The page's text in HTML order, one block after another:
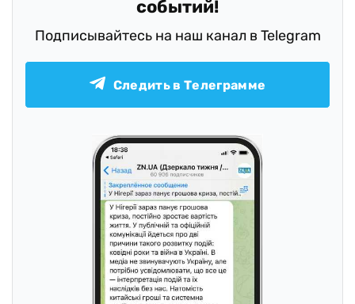
событий!
Подписывайтесь на наш канал в Telegram
Следить в Телеграмме